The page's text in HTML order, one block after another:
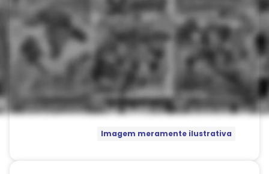
Imagem meramente ilustrativa